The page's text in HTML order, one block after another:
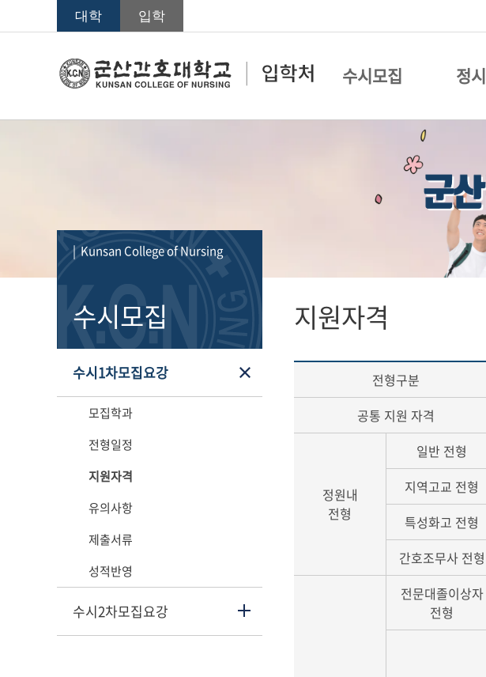
대학 입학
수시모집 정
| Kunsan College of Nursing
수시모집
수시1차모집요강
모집학과
전형일정
지원자격
유의사항
제출서류
성적반영
수시2차모집요강
지원자격
전형구분
공통 지원 자격
정원내
전형
일반 전형
지역고교 전형
특성화고 전형
간호조무사 전형
전문대졸이상자
전형